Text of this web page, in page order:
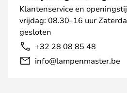
Klantenservice en
vrijdag: 08.30–16 uur
gesloten
+32 28 08 85 48
info@lampenmaster.be